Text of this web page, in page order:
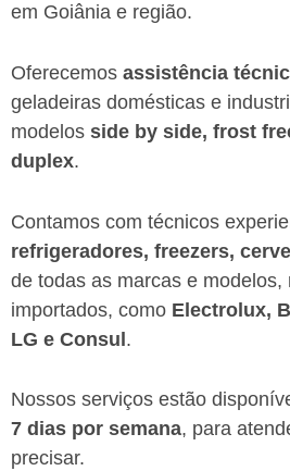
em Goiânia e região.
Oferecemos assistência
geladeiras domésticas e
modelos side by side, frost
duplex.
Contamos com técnicos
refrigeradores, freezers,
de todas as marcas e modelos,
importados, como Electrolux,
LG e Consul.
Nossos serviços estão
7 dias por semana, para
precisar.